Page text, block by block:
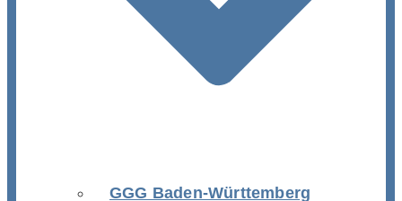
GGG Baden-Württemberg